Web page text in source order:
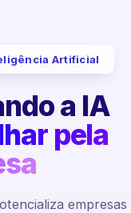
Artificial
a IA
pela
empresas